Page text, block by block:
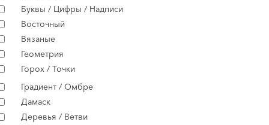
Буквы / Цифры / Надписи
Восточный
Вязаные
Геометрия
Горох / Точки
Градиент / Омбре
Дамаск
Деревья / Ветви